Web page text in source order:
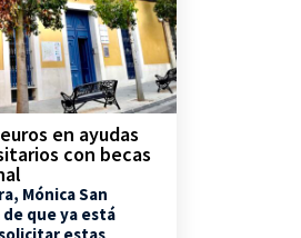
en ayudas
con becas
Mónica San
que ya está